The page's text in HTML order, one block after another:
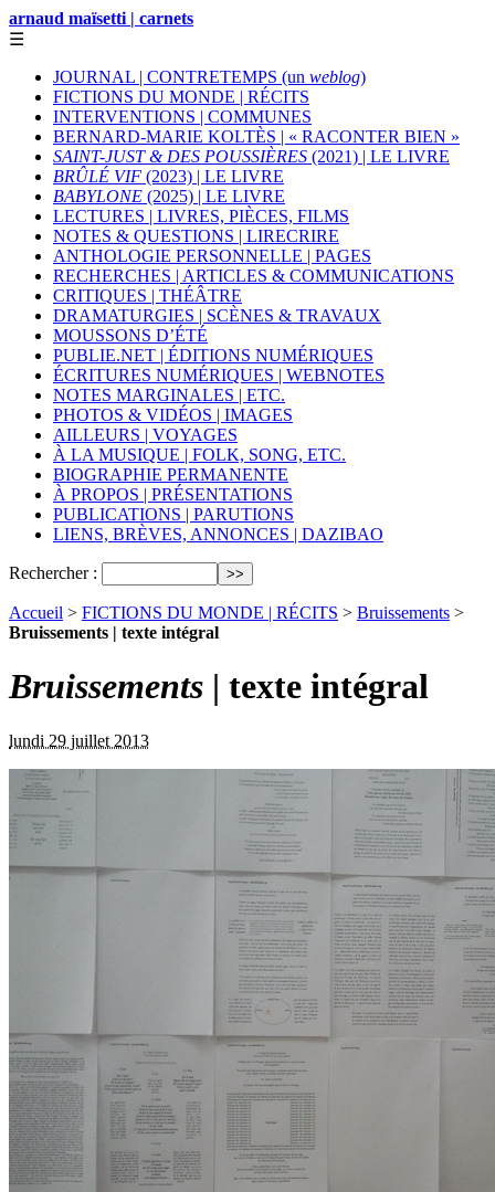
arnaud maïsetti | carnets
☰
JOURNAL | CONTRETEMPS (un weblog)
FICTIONS DU MONDE | RÉCITS
INTERVENTIONS | COMMUNES
BERNARD-MARIE KOLTÈS | « RACONTER BIEN »
SAINT-JUST & DES POUSSIÈRES (2021) | LE LIVRE
BRÛLÉ VIF (2023) | LE LIVRE
BABYLONE (2025) | LE LIVRE
LECTURES | LIVRES, PIÈCES, FILMS
NOTES & QUESTIONS | LIRECRIRE
ANTHOLOGIE PERSONNELLE | PAGES
RECHERCHES | ARTICLES & COMMUNICATIONS
CRITIQUES | THÉÂTRE
DRAMATURGIES | SCÈNES & TRAVAUX
MOUSSONS D’ÉTÉ
PUBLIE.NET | ÉDITIONS NUMÉRIQUES
ÉCRITURES NUMÉRIQUES | WEBNOTES
NOTES MARGINALES | ETC.
PHOTOS & VIDÉOS | IMAGES
AILLEURS | VOYAGES
À LA MUSIQUE | FOLK, SONG, ETC.
BIOGRAPHIE PERMANENTE
À PROPOS | PRÉSENTATIONS
PUBLICATIONS | PARUTIONS
LIENS, BRÈVES, ANNONCES | DAZIBAO
Rechercher :
Accueil > FICTIONS DU MONDE | RÉCITS > Bruissements >
Bruissements | texte intégral
Bruissements | texte intégral
lundi 29 juillet 2013